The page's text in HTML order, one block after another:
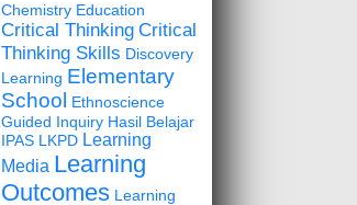
Chemistry Education
Critical Thinking Critical
Thinking Skills Discovery
Learning Elementary
School
Ethnoscience
Guided Inquiry Hasil Belajar
IPAS LKPD Learning
Media Learning
Outcomes Learning